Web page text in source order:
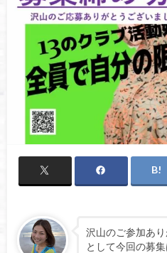
沢山のご参加あ
として今回の募